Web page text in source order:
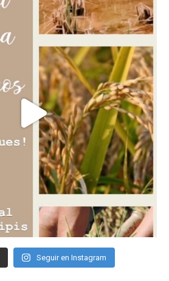
Seguir en Instagram